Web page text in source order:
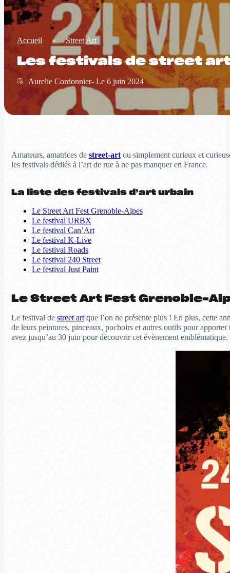
Accueil » Street Art
Les festivals de street art
Aurelie Cordonnier- Le 6 juin 2024
Amateurs, amatrices de street-artou simplement curieux et
les festivals dédiés à l’art de rue à ne pas manquer en France.
La liste des festivals d’art urbain
Le Street Art Fest Grenoble-Alpes
Le festival URBX
Le festival Can’Art
Le festival K-Live
Le festival Roads
Le festival 240 Street
Le festival Just Paint
Le Street Art Fest Grenoble-
Le festival de street artque l’on ne présente plus ! En plus, cette
de leurs peintures, pinceaux, pochoirs et autres outils pour
avez jusqu’au 30 juin pour découvrir cet évènement emblématique.